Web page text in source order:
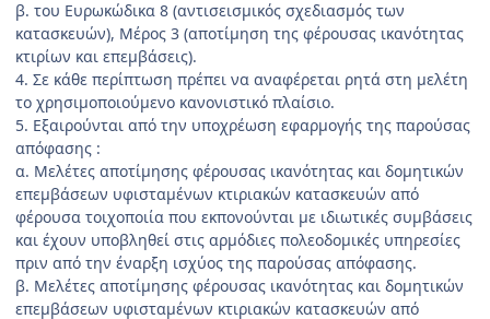
β. του Ευρωκώδικα 8 (αντισεισμικός σχεδιασμός των
κατασκευών), Μέρος 3 (αποτίμηση της φέρουσας ικανότητας
κτιρίων και επεμβάσεις).
4. Σε κάθε περίπτωση πρέπει να αναφέρεται ρητά στη μελέτη
το χρησιμοποιούμενο κανονιστικό πλαίσιο.
5. Εξαιρούνται από την υποχρέωση εφαρμογής της παρούσας
απόφασης :
α. Μελέτες αποτίμησης φέρουσας ικανότητας και δομητικών
επεμβάσεων υφισταμένων κτιριακών κατασκευών από
φέρουσα τοιχοποιία που εκπονούνται με ιδιωτικές συμβάσεις
και έχουν υποβληθεί στις αρμόδιες πολεοδομικές υπηρεσίες
πριν από την έναρξη ισχύος της παρούσας απόφασης.
β. Μελέτες αποτίμησης φέρουσας ικανότητας και δομητικών
επεμβάσεων υφισταμένων κτιριακών κατασκευών από